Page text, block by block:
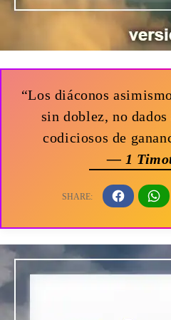
“Los diáconos
sin doblez, no
codiciosos de
— 1